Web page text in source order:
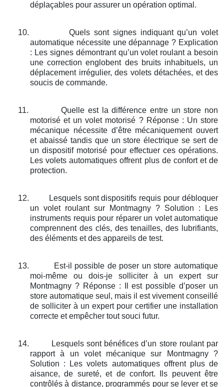
déplaçables pour assurer un opération optimal.
10.
Quels sont signes indiquant qu’un volet
automatique nécessite une dépannage ? Explication
: Les signes démontrant qu’un volet roulant a besoin
une correction englobent des bruits inhabituels, un
déplacement irrégulier, des volets détachées, et des
soucis de commande.
11.
Quelle est la différence entre un store non
motorisé et un volet motorisé ? Réponse : Un store
mécanique nécessite d’être mécaniquement ouvert
et abaissé tandis que un store électrique se sert de
un dispositif motorisé pour effectuer ces opérations.
Les volets automatiques offrent plus de confort et de
protection.
12.
Lesquels sont dispositifs requis pour débloquer
un volet roulant sur Montmagny ? Solution : Les
instruments requis pour réparer un volet automatique
comprennent des clés, des tenailles, des lubrifiants,
des éléments et des appareils de test.
13.
Est-il possible de poser un store automatique
moi-même ou dois-je solliciter à un expert sur
Montmagny ? Réponse : Il est possible d’poser un
store automatique seul, mais il est vivement conseillé
de solliciter à un expert pour certifier une installation
correcte et empêcher tout souci futur.
14.
Lesquels sont bénéfices d’un store roulant par
rapport à un volet mécanique sur Montmagny ?
Solution : Les volets automatiques offrent plus de
aisance, de sureté, et de confort. Ils peuvent être
contrôlés à distance, programmés pour se lever et se